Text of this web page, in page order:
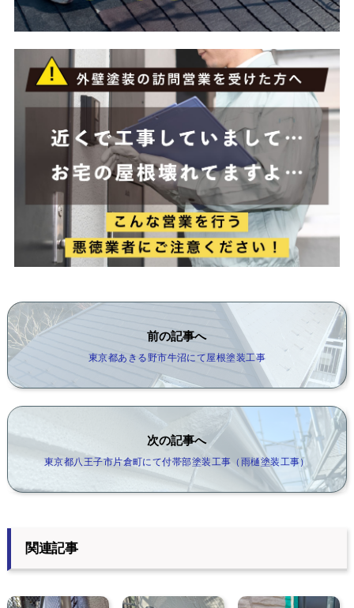
前の記事へ
東京都あきる野市牛沼にて屋根塗装工事
次の記事へ
東京都八王子市片倉町にて付帯部塗装工事（雨樋塗装工事）
関連記事